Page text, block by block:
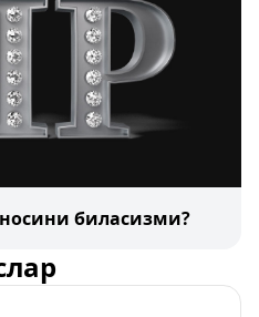
биласизми?